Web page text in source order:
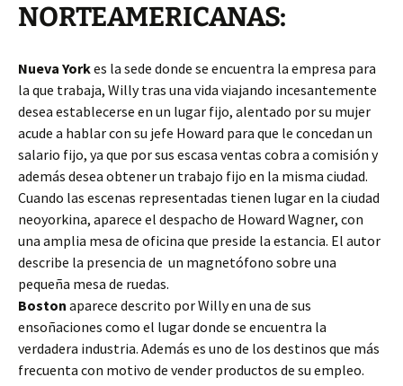
NORTEAMERICANAS:
Nueva Yorkes la sede donde se encuentra la empresa para
la que trabaja, Willy tras una vida viajando incesantemente
desea establecerse en un lugar fijo, alentado por su mujer
acude a hablar con su jefe Howard para que le concedan un
salario fijo, ya que por sus escasa ventas cobra a comisión y
además desea obtener un trabajo fijo en la misma ciudad.
Cuando las escenas representadas tienen lugar en la ciudad
neoyorkina, aparece el despacho de Howard Wagner, con
una amplia mesa de oficina que preside la estancia. El autor
describe la presencia de un magnetófono sobre una
pequeña mesa de ruedas.
Boston aparece descrito por Willy en una de sus
ensoñaciones como el lugar donde se encuentra la
verdadera industria. Además es uno de los destinos que más
frecuenta con motivo de vender productos de su empleo.